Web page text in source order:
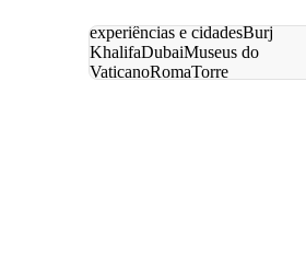
experiências e cidadesBurj
KhalifaDubaiMuseus do
VaticanoRomaTorre